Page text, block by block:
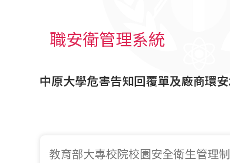
職安衛管理系統
中原大學危害告知回覆單及廠商環
教育部大專校院校園安全衛生管理